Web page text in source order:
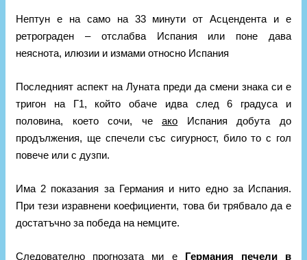
Нептун е на само на 33 минути от Асцендента и е
ретрограден – отслабва Испания или поне дава
неяснота, илюзии и измами относно Испания
Последният аспект на Луната преди да смени знака си е
тригон на Г1, който обаче идва след 6 градуса и
половина, което сочи, чеако Испания добута до
продължения, ще спечели със сигурност, било то с гол
повече или с дузпи.
Има 2 показания за Германия и нито едно за Испания.
При тези изравнени коефициенти, това би трябвало да е
достатъчно за победа на немците.
Следователно прогнозата ми е Германия печели в